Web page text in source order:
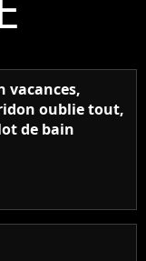
vacances,
oublie tout,
de bain